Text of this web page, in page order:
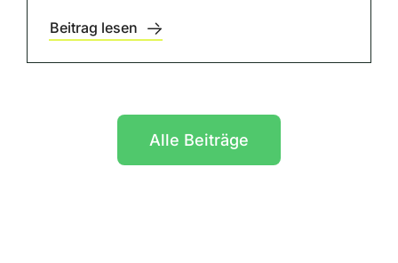
Beitrag lesen
Alle Beiträge